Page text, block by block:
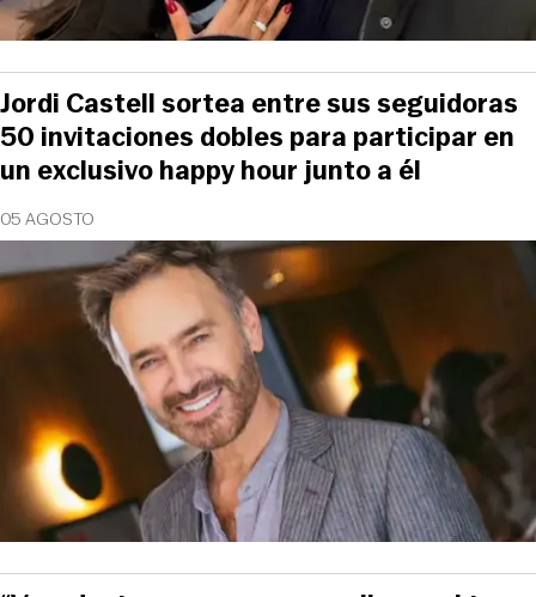
05 AGOSTO
Jordi Castell sortea entre sus seguidoras
50 invitaciones dobles para participar en
un exclusivo happy hour junto a él